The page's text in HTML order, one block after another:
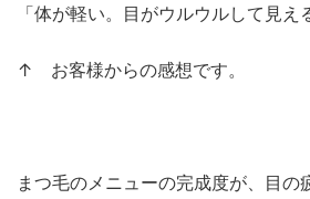
「体が軽い。目がウルウルして見え
↑ お客様からの感想です。
まつ毛のメニューの完成度が、目の